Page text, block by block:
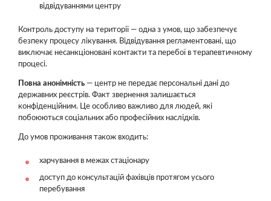
відвідуваннями центру
Контроль доступу на території — одна з умов, що забезпечує
безпеку процесу лікування. Відвідування регламентовані, що
виключає несанкціоновані контакти та перебої в терапевтичному
процесі.
Повна анонімність — центр не передає персональні дані до
державних реєстрів. Факт звернення залишається
конфіденційним. Це особливо важливо для людей, які
побоюються соціальних або професійних наслідків.
До умов проживання також входить:
харчування в межах стаціонару
доступ до консультацій фахівців протягом усього
перебування